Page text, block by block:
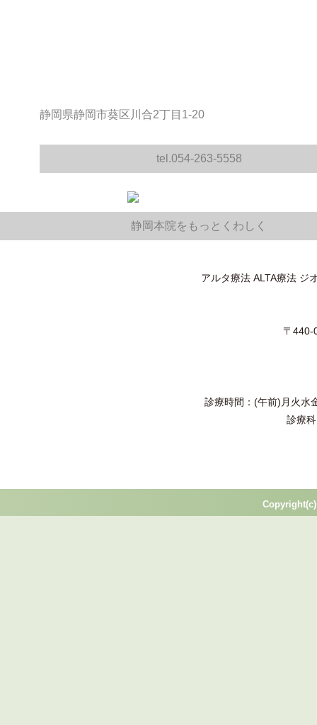
静岡県静岡市葵区川合2丁目1-20
tel.054-263-5558
静岡本院をもっとくわしく
アルタ療法 ALTA療法 ジ
〒440-
診療時間：(午前)月火水
診療